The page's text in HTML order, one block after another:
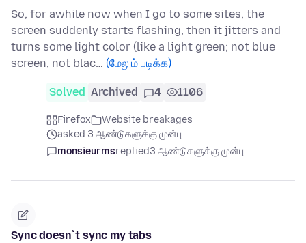
So, for awhile now when I go to some sites, the
screen suddenly starts flashing, then it jitters and
turns some light color (like a light green; not blue
screen, not blac… (மேலும் படிக்க)
Solved Archived 4 1106
Firefox
Website breakages
asked 3 ஆண்டுகளுக்கு முன்பு
monsieurmsreplied3 ஆண்டுகளுக்கு முன்பு
Sync doesn`t sync my tabs